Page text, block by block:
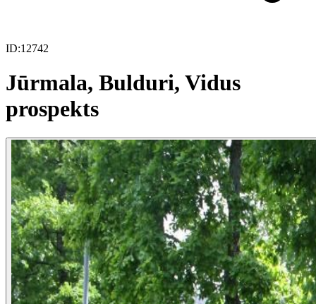
ID:12742
Jūrmala, Bulduri, Vidus
prospekts